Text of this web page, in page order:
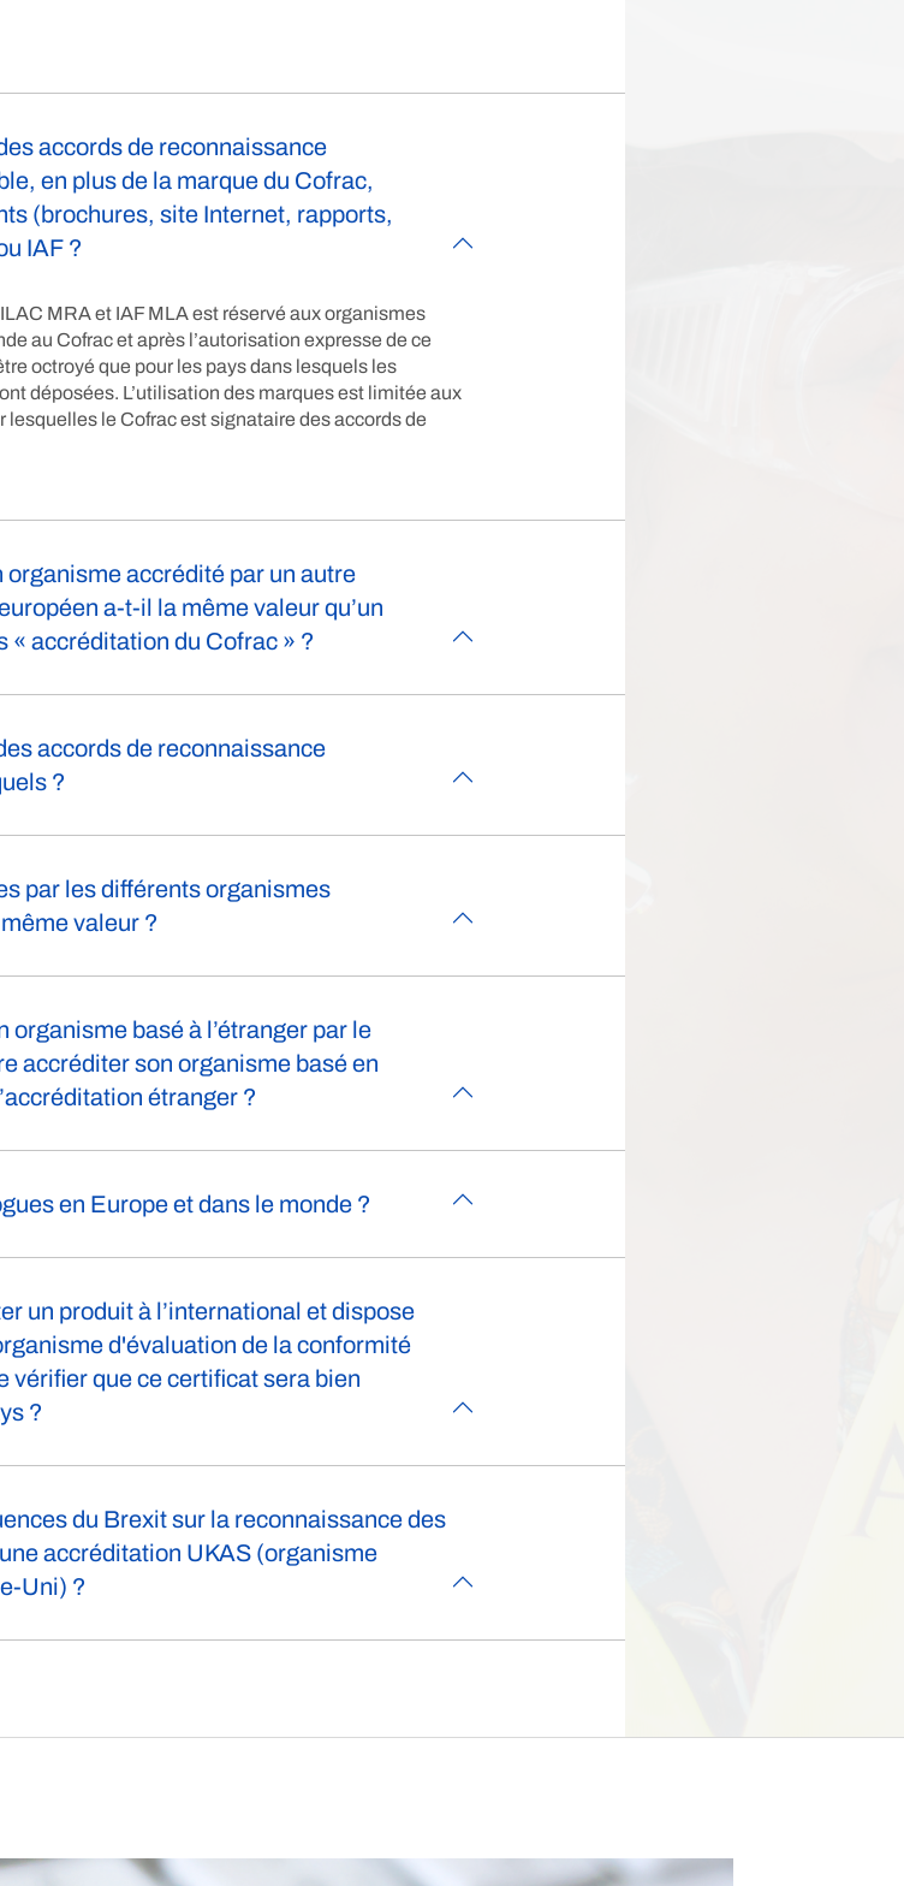
accords de reconnaissance
en plus de la marque du Cofrac,
(brochures, site Internet, rapports,
IAF ?
MRA et IAF MLA est réservé aux organismes
au Cofrac et après l’autorisation expresse de ce
octroyé que pour les pays dans lesquels les
déposées. L’utilisation des marques est limitée aux
le Cofrac est signataire des accords de
organisme accrédité par un autre
a-t-il la même valeur qu’un
« accréditation du Cofrac » ?
accords de reconnaissance
?
par les différents organismes
valeur ?
basé à l’étranger par le
accréditer son organisme basé en
étranger ?
en Europe et dans le monde ?
un produit à l’international et dispose
d'évaluation de la conformité
vérifier que ce certificat sera bien
?
du Brexit sur la reconnaissance des
accréditation UKAS (organisme
Uni) ?